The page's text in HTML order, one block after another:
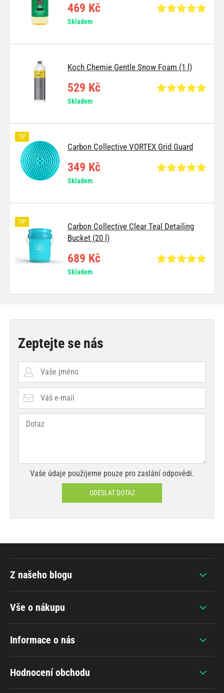
469 Kč
Skladem
Koch Chemie Gentle Snow Foam (1 l)
529 Kč
Skladem
Carbon Collective VORTEX Grid Guard
TIP
349 Kč
Skladem
Carbon Collective Clear Teal Detailing
Bucket (20 l)
TIP
689 Kč
Skladem
Zeptejte se nás
Vaše údaje použijeme pouze pro zaslání odpovědi.
ODESLAT DOTAZ
Vše o nákupu
Informace o nás
Hodnocení obchodu
Z našeho blogu